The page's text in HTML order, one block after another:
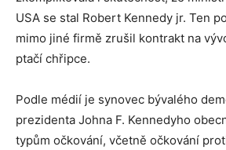
USA se stal Robert Kennedy jr. Ten
mimo jiné firmě zrušil kontrakt na
ptačí chřipce.
Podle médií je synovec bývalého
prezidenta Johna F. Kennedyho
typům očkování, včetně očkování